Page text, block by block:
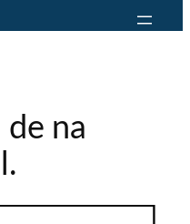
na